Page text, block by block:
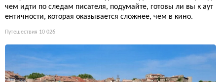
чем идти по следам писателя, подумайте, готовы ли вы к аут
ентичности, которая оказывается сложнее, чем в кино.
Путешествия 10 026